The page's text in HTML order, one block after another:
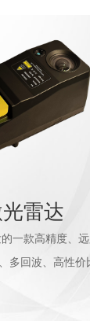
雷达
一款高精度、
多回波、高性价